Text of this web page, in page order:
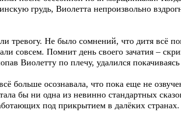
грудь, Виолетта непроизвольно
тревогу. Не было сомнений, что дитя всё
совсем. Помнит день своего зачатия –
Виолетту по плечу, удалился
больше осознавала, что пока еще не
бы ни одна из невинно стандартных
под прикрытием в далёких